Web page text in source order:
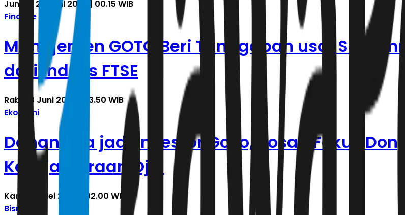
Jumat, 26 Juni 2026 | 00.15 WIB
Finance
Manajemen GOTO Beri Tanggapan usai
dari Indeks FTSE
Rabu, 3 Juni 2026 | 23.50 WIB
Ekonomi
Danantara jadi Investor GoTo, Rosan Fokus
Kesejahteraan Ojol
Kamis, 7 Mei 2026 | 02.00 WIB
Bisnis